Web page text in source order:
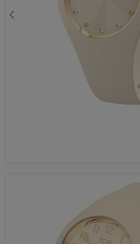
Okres przechowywania danych
Twoje dane przechowujemy do
udzielonej przez Ciebie zgody.
Twoje prawa
Przysługuje Ci prawo dostępu do
otrzymania ich kopii, prawo do
(poprawiania) swoich danych, prawo
danych (jeżeli Twoim zdaniem nie
abyśmy przetwarzali Twoje dane,
abyśmy je usunęli), prawo do
przetwarzania danych (możesz
organu nadzorczego (Prezesa
Osobowych, ul. Stawki 2, 00-193
prawo do cofnięcia zgody na
osobowych (masz prawo cofnięcia
przetwarzanie danych w dowolnym
cofnięcie zgody nie ma wpływu na
przetwarzania, którego dokonano
ZEGAREK DAMSKI ICE-WATCH ICE DIGIT
280,00 zł